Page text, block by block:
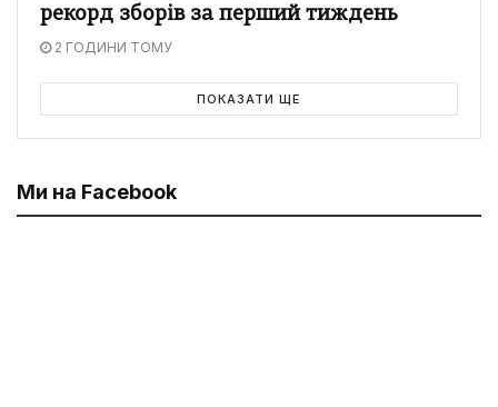
рекорд зборів за перший тиждень
2 ГОДИНИ ТОМУ
ПОКАЗАТИ ЩЕ
Ми на Facebook